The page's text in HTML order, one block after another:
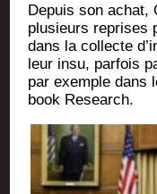
Depuis son achat,
plu­sieurs reprises
dans la col­lecte
leur insu, par­fois
par exemple dans
book Research.